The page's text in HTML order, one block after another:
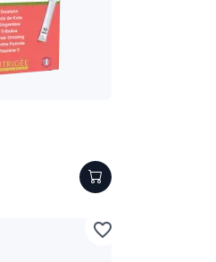
favorite_border